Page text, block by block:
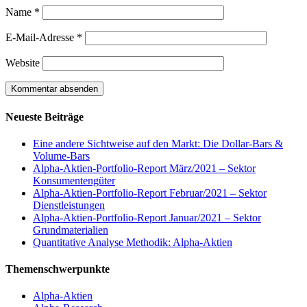
Name *
E-Mail-Adresse *
Website
Neueste Beiträge
Eine andere Sichtweise auf den Markt: Die Dollar-Bars &
Volume-Bars
Alpha-Aktien-Portfolio-Report März/2021 – Sektor
Konsumentengüter
Alpha-Aktien-Portfolio-Report Februar/2021 – Sektor
Dienstleistungen
Alpha-Aktien-Portfolio-Report Januar/2021 – Sektor
Grundmaterialien
Quantitative Analyse Methodik: Alpha-Aktien
Themenschwerpunkte
Alpha-Aktien